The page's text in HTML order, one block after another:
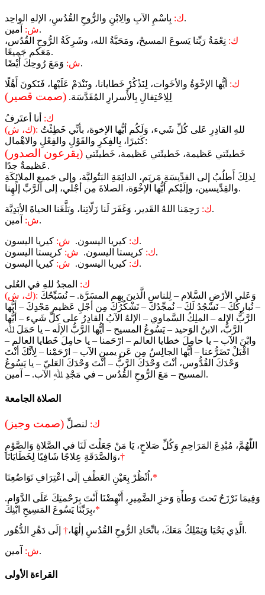
ك:بِاسْمِ الآبِ والِابْنِ والرُّوحِ القُدُسِ، الإلهِ الواحِد.
ش:آمين.
ك: نِعْمَةُ رَبِّنا يَسوعَ المسيحْ، ومَحَبَّةُ الله، وشَرِكَةُ الرُّوحِ القُدُس،
مَعَكم جَميعًا.
ش:وَمَعَ رُوحِكَ أَيْضًا.
ك: أيُّها الإخْوَةُ والأخَوات، لِنَذْكُرْ خَطايانا، ونَنْدَمْ عَلَيْها، فَنَكونَ أَهْلًا
لِلِاحْتِفالِ بِالأَسرارِ المُقَدَّسَة. (صمت قصير)
ك: أنا أعتَرفُ
(ك، ش): للهِ القادِرِ عَلى كُلِّ شَيء، وَلَكُم أيُّها الإخوة، بأنِّي خَطِئْتُ
كَثيرًا، بِالفِكرِ والقَوْلِ والفِعْلِ والاهْمال:
(يقرعون الصدور)
عَظيمةٌ جدًا.
لِذلِكَ أَطلُبُ إلى القدِّيسَةِ مَريَم، الدائِمَةِ البَتُوليَّة، وإلى جَميعِ الملائِكَةِ
والقِدِّيسين، وإلَيْكم أيُّها الإخْوَة، الصلاةَ مِن أجْلي، إلى الرَّبِّ إلَهِنا.
ك:رَحِمَنا اللهُ القَدير، وَغَفَرَ لَنا زَلّاتِنا، وبَلَّغَنا الحياةَ الأبَدِيَّة.
ش:آمين.
ك: كيريا اليسون. ش:
كيريا اليسون.
ك: كريستا اليسون. ش:
كريستا اليسون.
ك: كيريا اليسون. ش: كيريا اليسون.
ك: المجدُ للهِ في العُلى
(ك، ش): وَعَلى الأرْضِ السَّلام – لِلناسِ الَّذينَ بِهِم المسَرَّة. – نُسَبِّحُكَ
– نُبارِكُكَ – نَسْجُدُ لَكَ – نُمجِّدُكَ – نَشْكُرُكَ مِن أجْلِ عَظيمِ مَجْدِكَ – أيُّها
الرَّبُّ الإله – الملِكُ السَّماوي – الإلهُ الآبُ القادِرُ على كلِّ شَيء – أيُّها
الرَّبُّ، الابنُ الوَحيد – يَسُوعُ المسيح – أيُّها الرَّبُّ الإلَه – يا حَمَلَ ﷲ
وابْنَ الآب – يا حامِلَ خطايا العالم – ارْحَمنا – يا حامِلَ خَطايا العالم –
اقْبَلْ تَضَرُّعنا – أيُّها الجالِسُ مِن عَن يمينِ الآب – ارْحَمْنا – لِأنَّكَ أنْتَ
وَحْدَكَ القُدُّوس، أنْتَ وَحْدَكَ الرَّبُّ – أنْتَ وَحْدَكَ العَليّ – يا يَسُوعُ
المسيح – مَعَ الرُّوحِ القُدُس – في مَجْدِ ﷲِ الآب. – آمين.
الصلاة الجامعة
ك: لنصلِّ (صمت وجيز)
اللّٰهُمَّ، مُبْدِعَ المَرَاحِمِ وَكُلِّ صَلاحٍ، يَا مَنْ جَعَلْتَ لَنَا في الصَّلاةِ وَالصَّوْمِ
وَالصَّدَقَةِ عِلاجًا شَافِيًا لِخَطَايَانَا،†
اُنْظُرْ بِعَيْنِ العَطْفِ إلَى اعْتِرَافِ تَوَاضُعِنَا،*
وَفِيمَا نَرْزَحُ تَحتَ وَطأَةِ وَخزِ الضَّمِيرِ، أَنْهِضْنَا أَنْتَ بِرَحْمتِكَ عَلَى الدَّوَام.
بِرَبِّنَا يَسُوعَ المَسِيحِ ابْنِكَ،*
الَّذِي يَحْيَا وَيَمْلِكُ مَعَكَ، باتِّحَادِ الرُّوحِ القُدُسِ إلٰهًا،† إلَى دَهْرِ الدُّهُور.
ش:آمين.
القراءة الأولى